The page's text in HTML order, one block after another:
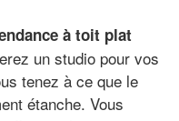
à toit plat
un studio pour vos
tenez à ce que le
étanche. Vous